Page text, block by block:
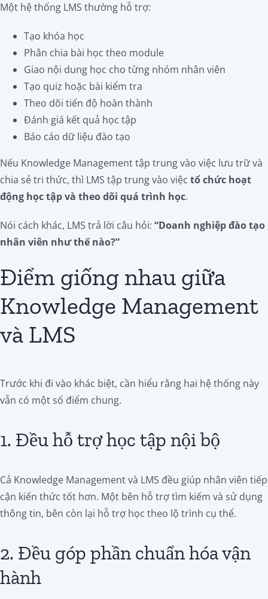
Một hệ thống LMS thường hỗ trợ:
Tạo khóa học
Phân chia bài học theo module
Giao nội dung học cho từng nhóm nhân viên
Tạo quiz hoặc bài kiểm tra
Theo dõi tiến độ hoàn thành
Đánh giá kết quả học tập
Báo cáo dữ liệu đào tạo
Nếu Knowledge Management tập trung vào việc lưu trữ và
chia sẻ tri thức, thì LMS tập trung vào việc tổ chức hoạt
động học tập và theo dõi quá trình học.
Nói cách khác, LMS trả lời câu hỏi: “Doanh nghiệp đào tạo
nhân viên như thế nào?”
Điểm giống nhau giữa
Knowledge Management
và LMS
Trước khi đi vào khác biệt, cần hiểu rằng hai hệ thống này
vẫn có một số điểm chung.
1. Đều hỗ trợ học tập nội bộ
Cả Knowledge Management và LMS đều giúp nhân viên tiếp
cận kiến thức tốt hơn. Một bên hỗ trợ tìm kiếm và sử dụng
thông tin, bên còn lại hỗ trợ học theo lộ trình cụ thể.
2. Đều góp phần chuẩn hóa vận
hành